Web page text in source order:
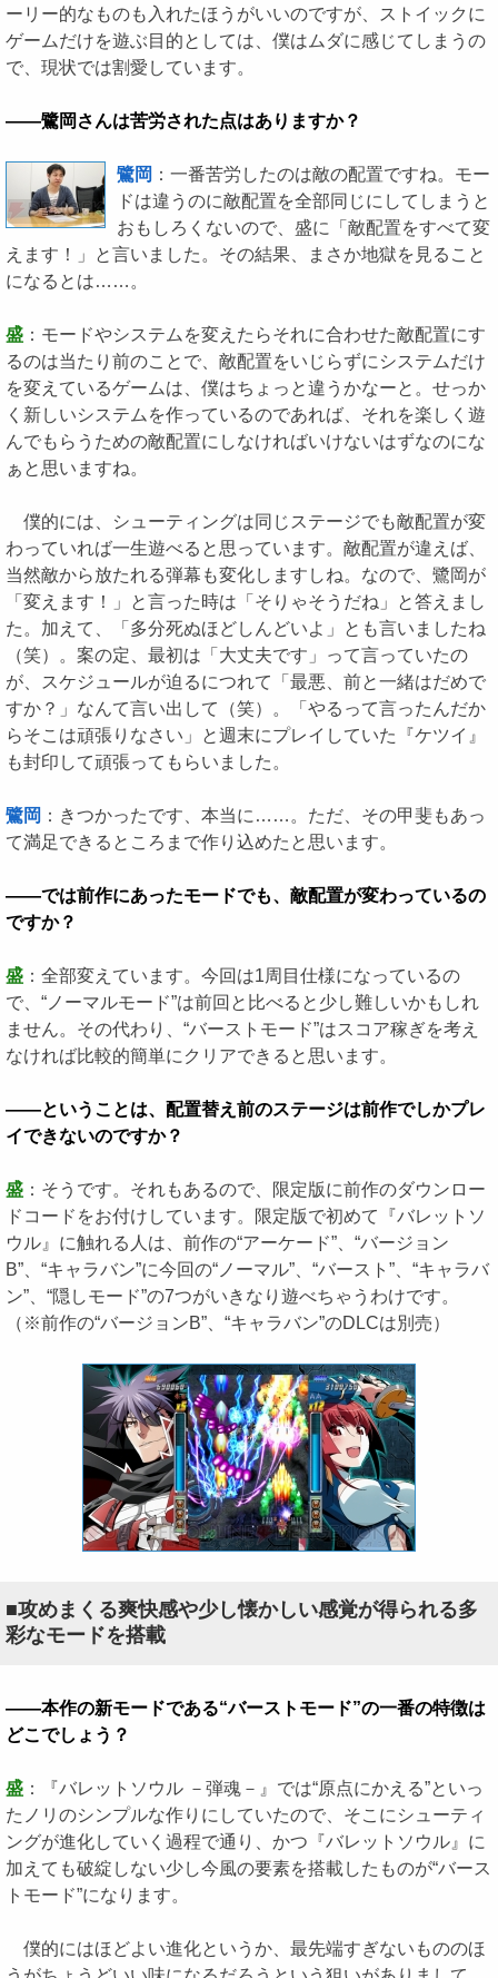
ーリー的なものも入れたほうがいいのですが、ストイックに
ゲームだけを遊ぶ目的としては、僕はムダに感じてしまうの
で、現状では割愛しています。
――鷺岡さんは苦労された点はありますか？
鷺岡 ：一番苦労したのは敵の配置ですね。モー
ドは違うのに敵配置を全部同じにしてしまうと
おもしろくないので、盛に「敵配置をすべて変
えます！」と言いました。その結果、まさか地獄を見ること
になるとは……。
盛 ：モードやシステムを変えたらそれに合わせた敵配置にす
るのは当たり前のことで、敵配置をいじらずにシステムだけ
を変えているゲームは、僕はちょっと違うかなーと。せっか
く新しいシステムを作っているのであれば、それを楽しく遊
んでもらうための敵配置にしなければいけないはずなのにな
ぁと思いますね。
僕的には、シューティングは同じステージでも敵配置が変
わっていれば一生遊べると思っています。敵配置が違えば、
当然敵から放たれる弾幕も変化しますしね。なので、鷺岡が
「変えます！」と言った時は「そりゃそうだね」と答えまし
た。加えて、「多分死ぬほどしんどいよ」とも言いましたね
（笑）。案の定、最初は「大丈夫です」って言っていたの
が、スケジュールが迫るにつれて「最悪、前と一緒はだめで
すか？」なんて言い出して（笑）。「やるって言ったんだか
らそこは頑張りなさい」と週末にプレイしていた『ケツイ』
も封印して頑張ってもらいました。
鷺岡 ：きつかったです、本当に……。ただ、その甲斐もあっ
て満足できるところまで作り込めたと思います。
――では前作にあったモードでも、敵配置が変わっているの
ですか？
盛 ：全部変えています。今回は1周目仕様になっているの
で、“ノーマルモード”は前回と比べると少し難しいかもしれ
ません。その代わり、“バーストモード”はスコア稼ぎを考え
なければ比較的簡単にクリアできると思います。
――ということは、配置替え前のステージは前作でしかプレ
イできないのですか？
盛 ：そうです。それもあるので、限定版に前作のダウンロー
ドコードをお付けしています。限定版で初めて『バレットソ
ウル』に触れる人は、前作の“アーケード”、“バージョン
B”、“キャラバン”に今回の“ノーマル”、“バースト”、“キャラバ
ン”、“隠しモード”の7つがいきなり遊べちゃうわけです。
（※前作の“バージョンB”、“キャラバン”のDLCは別売）
■攻めまくる爽快感や少し懐かしい感覚が得られる多
彩なモードを搭載
――本作の新モードである“バーストモード”の一番の特徴は
どこでしょう？
盛 ：『バレットソウル －弾魂－』では“原点にかえる”といっ
たノリのシンプルな作りにしていたので、そこにシューティ
ングが進化していく過程で通り、かつ『バレットソウル』に
加えても破綻しない少し今風の要素を搭載したものが“バース
トモード”になります。
僕的にはほどよい進化というか、最先端すぎないもののほ